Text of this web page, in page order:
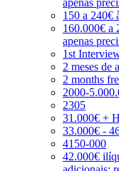
150 a 240€
160.000€ a
apenas
1st
2 meses de
2 months
2000-
2305
31.000€ +
33.000€ -
4150-000
42.000€